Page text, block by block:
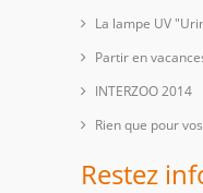
La lampe UV
Partir en
INTERZOO 2014
Rien que pour
Restez